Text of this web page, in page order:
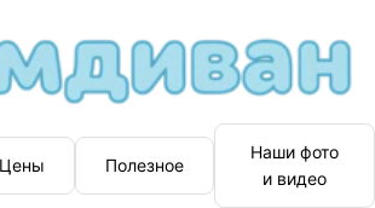
Цены Полезное
Наши фото
и видео